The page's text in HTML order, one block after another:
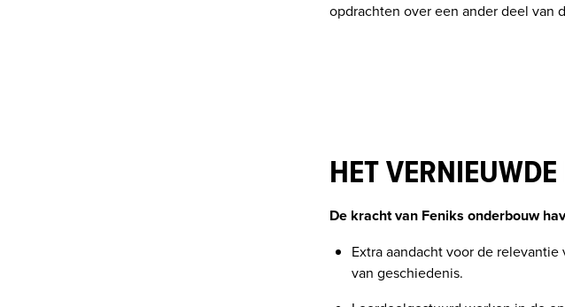
HET
De kracht van Feniks onderbouw
Extra aandacht voor de
van geschiedenis.